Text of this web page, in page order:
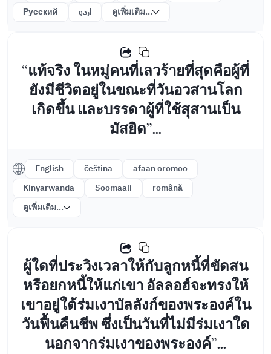
Русский
اردو ดูเพิ่มเติม...
“แท้จริง ในหมู่คนที่เลวร้ายที่สุดคือผู้ที่
ยังมีชีวิตอยู่ในขณะที่วันอวสานโลก
เกิดขึ้น และบรรดาผู้ที่ใช้สุสานเป็น
มัสยิด”...
English čeština
afaan oromoo
Kinyarwanda
Soomaali
română
ดูเพิ่มเติม...
ผู้ใดที่ประวิงเวลาให้กับลูกหนี้ที่ขัดสน
หรือยกหนี้ให้แก่เขา อัลลอฮ์จะทรงให้
เขาอยู่ใต้ร่มเงาบัลลังก์ของพระองค์ใน
วันฟื้นคืนชีพ ซึ่งเป็นวันที่ไม่มีร่มเงาใด
นอกจากร่มเงาของพระองค์”...